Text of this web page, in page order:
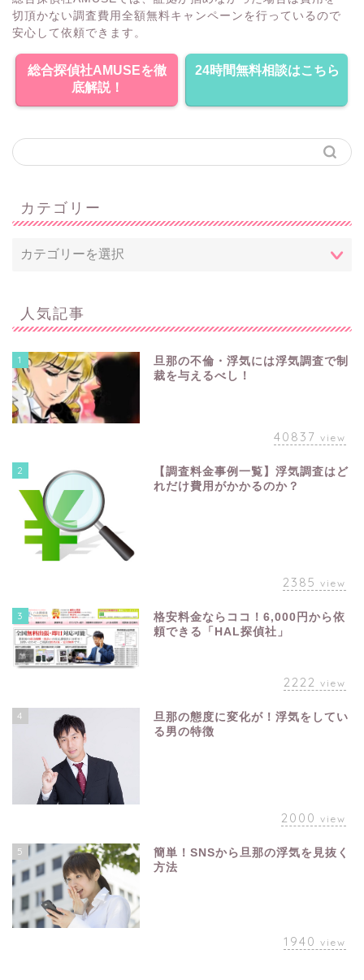
切頂かない調査費用全額無料キャンペーンを行っているので
安心して依頼できます。
総合探偵社AMUSEを徹
底解説！
24時間無料相談はこちら
カテゴリー
人気記事
1
旦那の不倫・浮気には浮気調査で制
裁を与えるべし！
40837 view
2
【調査料金事例一覧】浮気調査はど
れだけ費用がかかるのか？
2385 view
3
格安料金ならココ！6,000円から依
頼できる「HAL探偵社」
2222 view
4
旦那の態度に変化が！浮気をしてい
る男の特徴
2000 view
5
簡単！SNSから旦那の浮気を見抜く
方法
1940 view